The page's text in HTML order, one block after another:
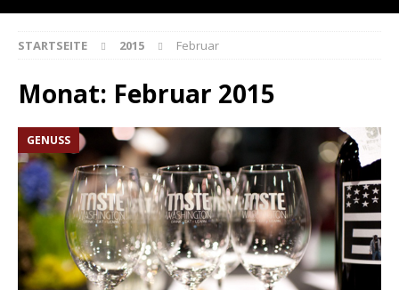
STARTSEITE 2015 Februar
Monat: Februar 2015
GENUSS